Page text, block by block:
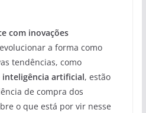
com inovações
a forma como
tendências, como
inteligência artificial, estão
de compra dos
o que está por vir nesse